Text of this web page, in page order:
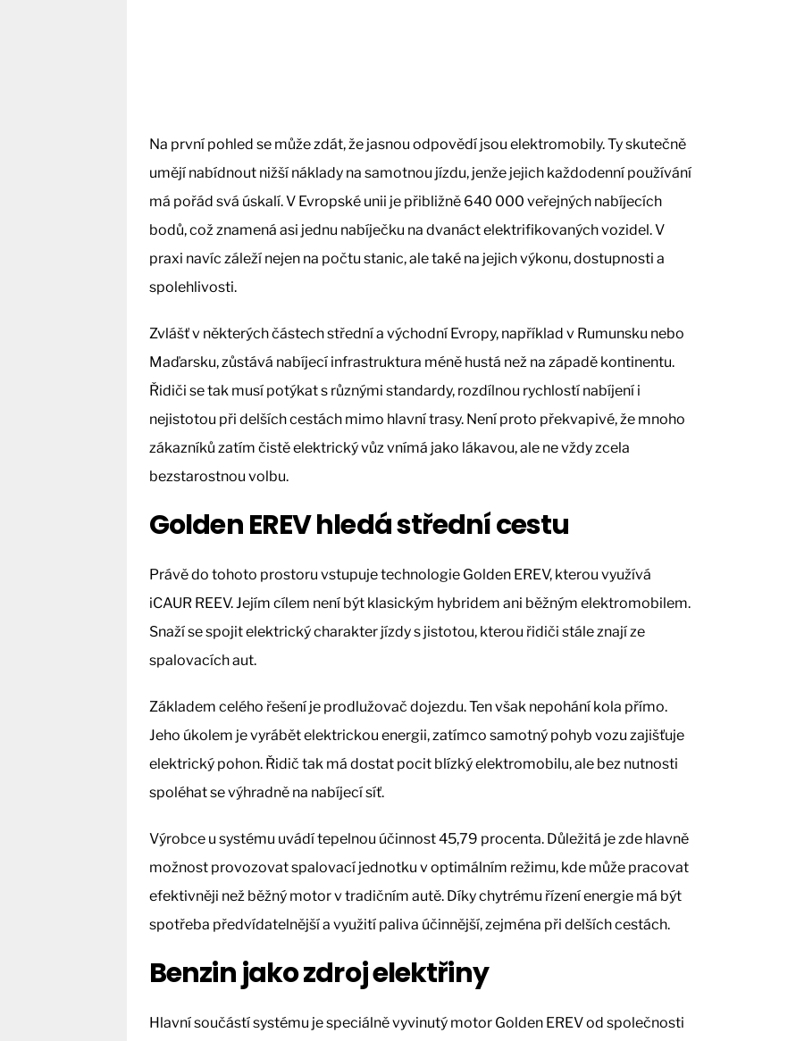
Na první pohled se může zdát, že jasnou odpovědí jsou elektromobily. Ty skutečně
umějí nabídnout nižší náklady na samotnou jízdu, jenže jejich každodenní používání
má pořád svá úskalí. V Evropské unii je přibližně 640 000 veřejných nabíjecích
bodů, což znamená asi jednu nabíječku na dvanáct elektrifikovaných vozidel. V
praxi navíc záleží nejen na počtu stanic, ale také na jejich výkonu, dostupnosti a
spolehlivosti.
Zvlášť v některých částech střední a východní Evropy, například v Rumunsku nebo
Maďarsku, zůstává nabíjecí infrastruktura méně hustá než na západě kontinentu.
Řidiči se tak musí potýkat s různými standardy, rozdílnou rychlostí nabíjení i
nejistotou při delších cestách mimo hlavní trasy. Není proto překvapivé, že mnoho
zákazníků zatím čistě elektrický vůz vnímá jako lákavou, ale ne vždy zcela
bezstarostnou volbu.
Golden EREV hledá střední cestu
Právě do tohoto prostoru vstupuje technologie Golden EREV, kterou využívá
iCAUR REEV. Jejím cílem není být klasickým hybridem ani běžným elektromobilem.
Snaží se spojit elektrický charakter jízdy s jistotou, kterou řidiči stále znají ze
spalovacích aut.
Základem celého řešení je prodlužovač dojezdu. Ten však nepohání kola přímo.
Jeho úkolem je vyrábět elektrickou energii, zatímco samotný pohyb vozu zajišťuje
elektrický pohon. Řidič tak má dostat pocit blízký elektromobilu, ale bez nutnosti
spoléhat se výhradně na nabíjecí síť.
Výrobce u systému uvádí tepelnou účinnost 45,79 procenta. Důležitá je zde hlavně
možnost provozovat spalovací jednotku v optimálním režimu, kde může pracovat
efektivněji než běžný motor v tradičním autě. Díky chytrému řízení energie má být
spotřeba předvídatelnější a využití paliva účinnější, zejména při delších cestách.
Benzin jako zdroj elektřiny
Hlavní součástí systému je speciálně vyvinutý motor Golden EREV od společnosti